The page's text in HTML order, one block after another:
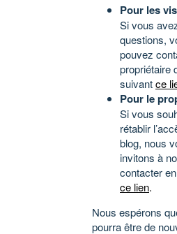
Pour les
Si vous
questions,
pouvez
propriétaire
suivantce
Pour le
Si vous
rétablir
blog, nous
invitons à
contacter
ce lien.
Nous espérons
pourra être de